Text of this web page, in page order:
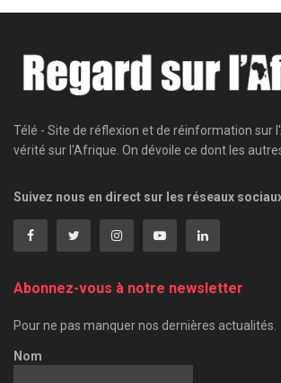
Télé - Site de réflexion et de réinformation sur
vérité sur l'Afrique. On dévoile ce dont les
Suivez nous en direct sur les réseaux
Abonnez-vous à notre newsletter
Pour ne pas manquer nos dernières actualités.
Nom